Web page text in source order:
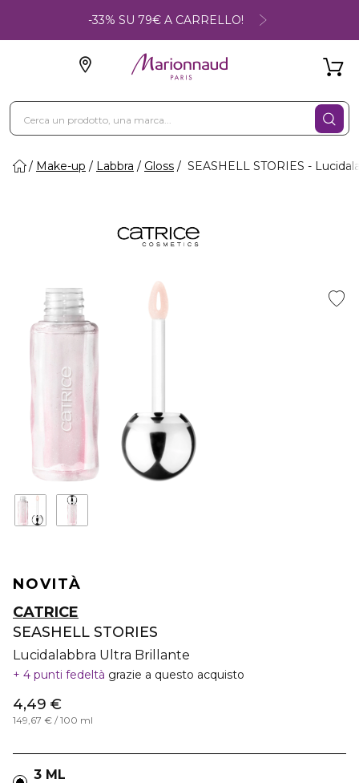
-33% SU 79€ A CARRELLO!
Make-up Labbra Gloss SEASHELL STORIES -
NOVITÀ
CATRICE
SEASHELL STORIES
Lucidalabbra Ultra Brillante
4 punti fedeltà grazie a questo acquisto
4,49 €
149,67 € / 100 ml
3 ML